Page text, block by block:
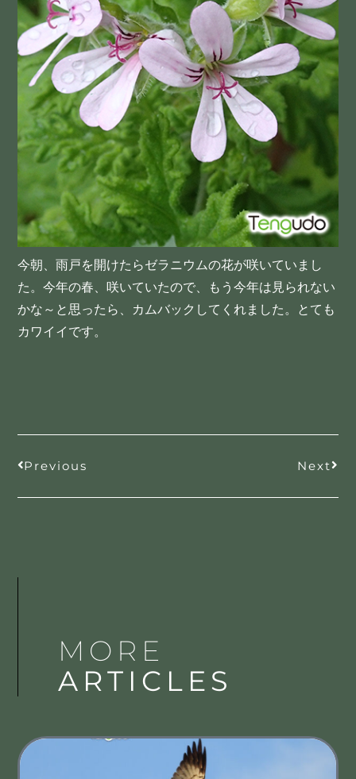
今朝、雨戸を開けたらゼラニウムの花が咲いていまし
た。今年の春、咲いていたので、もう今年は見られない
かな～と思ったら、カムバックしてくれました。とても
カワイイです。
Previous Next
MORE
ARTICLES